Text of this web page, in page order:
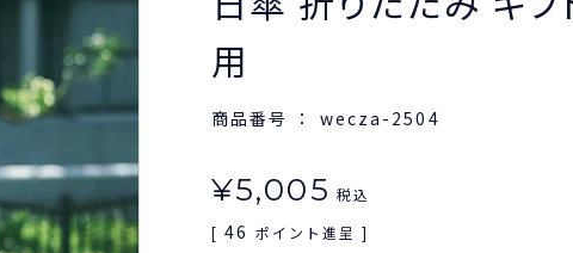
用
商品番号 wecza-2504
¥5,005 税込
[ 46 ポイント進呈 ]